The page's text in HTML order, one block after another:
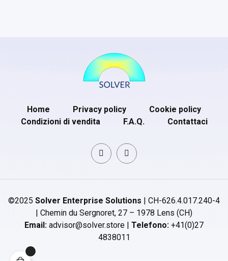
Home Privacy policy
Cookie policy
Condizioni di vendita
F.A.Q. Contattaci
©2025 Solver Enterprise Solutions | CH-626.4.017.240-4
| Chemin du Sergnoret, 27 – 1978 Lens (CH)
Email: advisor@solver.store | Telefono: +41(0)27
4838011